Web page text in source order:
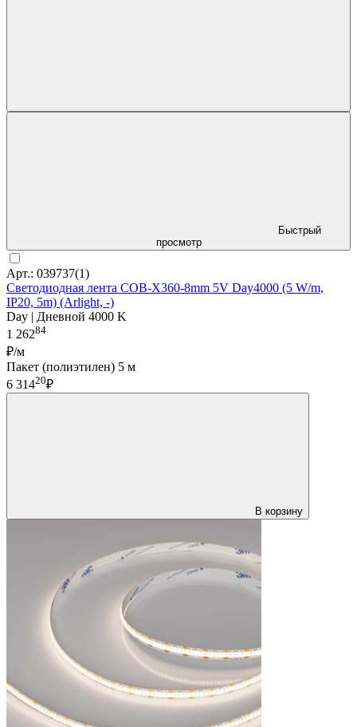
Быстрый
просмотр
Арт.: 039737(1)
Светодиодная лента COB-X360-8mm 5V Day4000 (5 W/m,
IP20, 5m) (Arlight, -)
Day | Дневной 4000 K
1 26284
₽/м
Пакет (полиэтилен) 5 м
6 31420₽
В корзину